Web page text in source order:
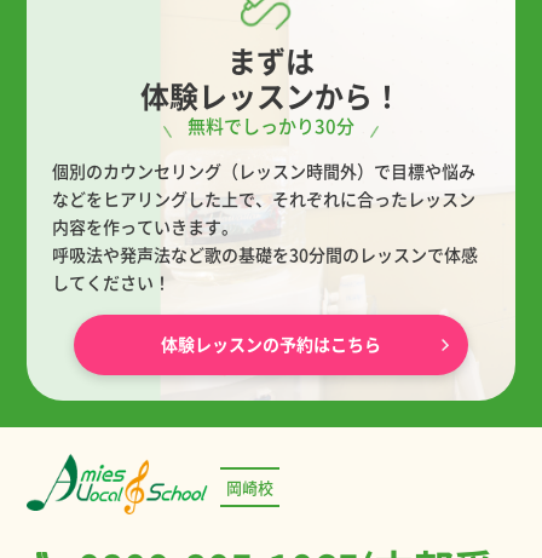
まずは
体験レッスンから！
無料でしっかり30分
個別のカウンセリング（レッスン時間外）で目標や悩み
などをヒアリングした上で、 それぞれに合ったレッスン
内容を作っていきます。
呼吸法や発声法など歌の基礎を30分間のレッスンで体感
してください！
体験レッスンの予約はこちら
岡崎校